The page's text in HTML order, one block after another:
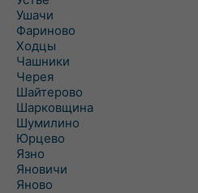
Ушачи
Фариново
Ходцы
Чашники
Черея
Шайтерово
Шарковщина
Шумилино
Юрцево
Язно
Яновичи
Яново